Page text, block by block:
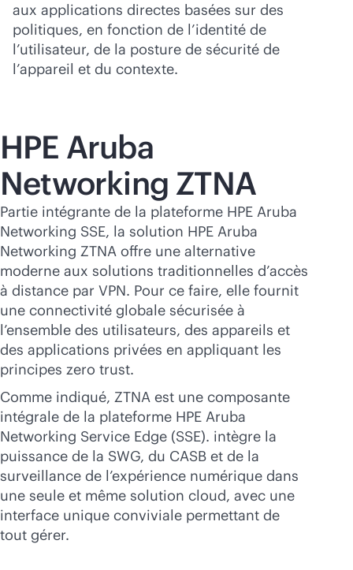
aux applications directes basées sur des
politiques, en fonction de l’identité de
l’utilisateur, de la posture de sécurité de
l’appareil et du contexte.
HPE Aruba
Networking ZTNA
Partie intégrante de la plateforme HPE Aruba
Networking SSE, la solution HPE Aruba
Networking ZTNA offre une alternative
moderne aux solutions traditionnelles d’accès
à distance par VPN. Pour ce faire, elle fournit
une connectivité globale sécurisée à
l’ensemble des utilisateurs, des appareils et
des applications privées en appliquant les
principes zero trust.
Comme indiqué, ZTNA est une composante
intégrale de la plateforme HPE Aruba
Networking Service Edge (SSE). intègre la
puissance de la SWG, du CASB et de la
surveillance de l’expérience numérique dans
une seule et même solution cloud, avec une
interface unique conviviale permettant de
tout gérer.